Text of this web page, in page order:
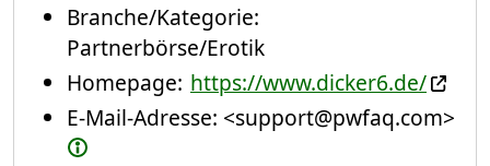
Branche/Kategorie:
Partnerbörse/Erotik
Homepage: https://www.dicker6.de/
E-Mail-Adresse: <support@pwfaq.com>